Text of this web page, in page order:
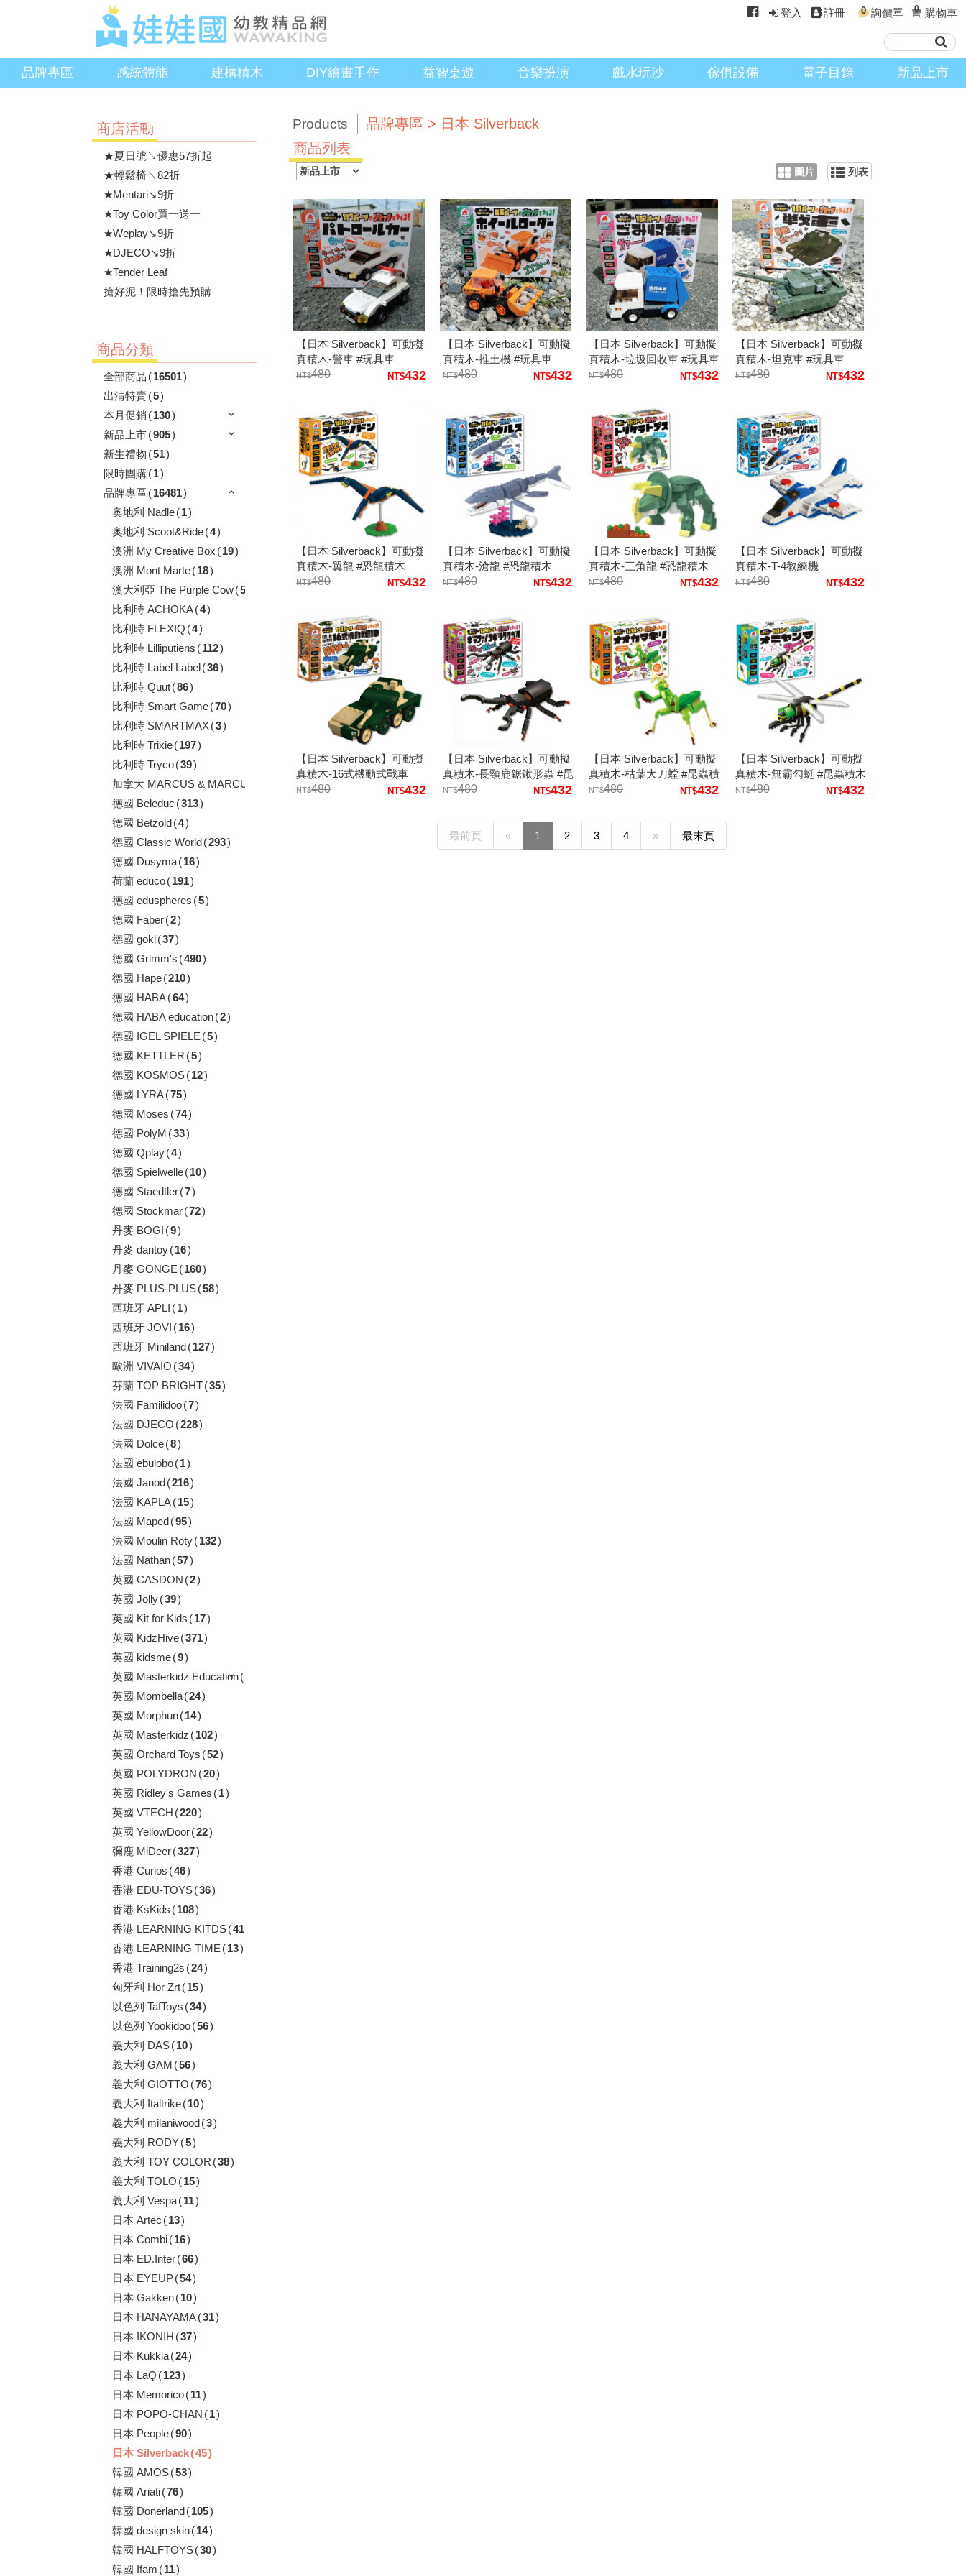
登入 註冊 0 詢價單 0 購物車
品牌專區 感統體能 建構積木 DIY繪畫手作 益智桌遊 音樂扮演 戲水玩沙 傢俱設備 電子目錄 新品上市
商店活動
★夏日號↘優惠57折起
★輕鬆椅↘82折
★Mentari↘9折
★Toy Color買一送一
★Weplay↘9折
★DJECO↘9折
★Tender Leaf
搶好泥！限時搶先預購
商品分類
全部商品 (16501)
出清特賣(5)
本月促銷(130)
新品上市(905)
新生禮物 (51)
限時團購(1)
品牌專區 (16481)
奧地利 Nadle(1)
奧地利 Scoot&Ride(4)
澳洲 My Creative Box (19)
澳洲 Mont Marte(18)
澳大利亞 The Purple Cow(5
比利時 ACHOKA(4)
比利時 FLEXIQ (4)
比利時 Lilliputiens (112)
比利時 Label Label (36)
比利時 Quut(86)
比利時 Smart Game(70)
比利時 SMARTMAX(3)
比利時 Trixie(197)
比利時 Tryco(39)
加拿大 MARCUS & MARCUS
德國 Beleduc (313)
德國 Betzold (4)
德國 Classic World (293)
德國 Dusyma(16)
荷蘭 educo(191)
德國 eduspheres (5)
德國 Faber(2)
德國 goki(37)
德國 Grimm's (490)
德國 Hape(210)
德國 HABA(64)
德國 HABA education(2)
德國 IGEL SPIELE(5)
德國 KETTLER (5)
德國 KOSMOS(12)
德國 LYRA(75)
德國 Moses (74)
德國 PolyM (33)
德國 Qplay(4)
德國 Spielwelle(10)
德國 Staedtler(7)
德國 Stockmar(72)
丹麥 BOGI (9)
丹麥 dantoy(16)
丹麥 GONGE(160)
丹麥 PLUS-PLUS(58)
西班牙 APLI (1)
西班牙 JOVI (16)
西班牙 Miniland (127)
歐洲 VIVAIO (34)
芬蘭 TOP BRIGHT(35)
法國 Familidoo(7)
法國 DJECO (228)
法國 Dolce(8)
法國 ebulobo(1)
法國 Janod (216)
法國 KAPLA(15)
法國 Maped (95)
法國 Moulin Roty(132)
法國 Nathan(57)
英國 CASDON (2)
英國 Jolly(39)
英國 Kit for Kids (17)
英國 KidzHive(371)
英國 kidsme(9)
英國 Masterkidz Education(
英國 Mombella(24)
英國 Morphun(14)
英國 Masterkidz (102)
英國 Orchard Toys (52)
英國 POLYDRON (20)
英國 Ridley's Games (1)
英國 VTECH (220)
英國 YellowDoor(22)
彌鹿 MiDeer(327)
香港 Curios (46)
香港 EDU-TOYS(36)
香港 KsKids (108)
香港 LEARNING KITDS(41
香港 LEARNING TIME(13)
香港 Training2s (24)
匈牙利 Hor Zrt(15)
以色列 TafToys (34)
以色列 Yookidoo(56)
義大利 DAS(10)
義大利 GAM (56)
義大利 GIOTTO (76)
義大利 Italtrike(10)
義大利 milaniwood (3)
義大利 RODY(5)
義大利 TOY COLOR (38)
義大利 TOLO (15)
義大利 Vespa(11)
日本 Artec (13)
日本 Combi(16)
日本 ED.Inter(66)
日本 EYEUP(54)
日本 Gakken(10)
日本 HANAYAMA(31)
日本 IKONIH (37)
日本 Kukkia(24)
日本 LaQ (123)
日本 Memorico(11)
日本 POPO-CHAN (1)
日本 People(90)
日本 Silverback(45)
韓國 AMOS(53)
韓國 Ariati(76)
韓國 Donerland (105)
韓國 design skin(14)
韓國 HALFTOYS(30)
韓國 Ifam (11)
Products
品牌專區 > 日本 Silverback
商品列表
圖片 列表
【日本 Silverback】可動擬
真積木-警車 #玩具車
480
432
【日本 Silverback】可動擬
真積木-推土機 #玩具車
480
432
【日本 Silverback】可動擬
真積木-垃圾回收車 #玩具車
480
432
【日本 Silverback】可動擬
真積木-坦克車 #玩具車
480
432
【日本 Silverback】可動擬
真積木-翼龍 #恐龍積木
480
432
【日本 Silverback】可動擬
真積木-滄龍 #恐龍積木
480
432
【日本 Silverback】可動擬
真積木-三角龍 #恐龍積木
480
432
【日本 Silverback】可動擬
真積木-T-4教練機
480
432
【日本 Silverback】可動擬
真積木-16式機動式戰車
480
432
【日本 Silverback】可動擬
真積木-長頸鹿鋸鍬形蟲 #昆
蟲積木 積木模型 動物積木
480 432
【日本 Silverback】可動擬
真積木-枯葉大刀螳 #昆蟲積
木 積木模型 動物積木
480 432
【日本 Silverback】可動擬
真積木-無霸勾蜓 #昆蟲積木
積木模型 動物積木
480 432
最前頁 « 1 2 3 4 » 最末頁